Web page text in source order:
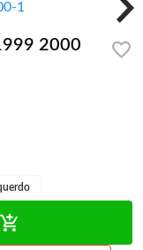
2000